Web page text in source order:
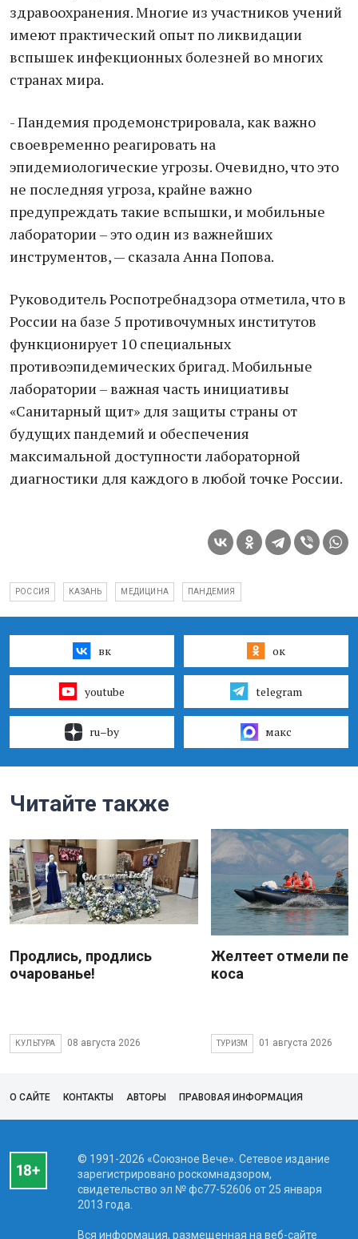
здравоохранения. Многие из участников учений
имеют практический опыт по ликвидации
вспышек инфекционных болезней во многих
странах мира.
- Пандемия продемонстрировала, как важно
своевременно реагировать на
эпидемиологические угрозы. Очевидно, что это
не последняя угроза, крайне важно
предупреждать такие вспышки, и мобильные
лаборатории – это один из важнейших
инструментов, — сказала Анна Попова.
Руководитель Роспотребнадзора отметила, что в
России на базе 5 противочумных институтов
функционирует 10 специальных
противоэпидемических бригад. Мобильные
лаборатории – важная часть инициативы
«Санитарный щит» для защиты страны от
будущих пандемий и обеспечения
максимальной доступности лабораторной
диагностики для каждого в любой точке России.
РОССИЯ КАЗАНЬ МЕДИЦИНА ПАНДЕМИЯ
вк ок
youtube telegram
ru–by макс
Читайте также
Продлись, продлись
очарованье!
КУЛЬТУРА 08 августа 2026
Желтеет отмели
коса
ТУРИЗМ 01 августа 2026
О САЙТЕ КОНТАКТЫ АВТОРЫ ПРАВОВАЯ ИНФОРМАЦИЯ
© 1991-2026 «Союзное Вече». Сетевое издание
зарегистрировано роскомнадзором,
свидетельство эл № фc77-52606 от 25 января
2013 года.
Вся информация, размещенная на веб-сайте